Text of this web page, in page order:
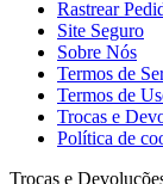
Rastrear
Site Seguro
Sobre Nós
Termos de
Termos de
Trocas e
Política de
Trocas e